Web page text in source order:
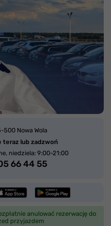
500 Nowa Wola
teraz lub zadzwoń
niedziela: 9:00-21:00
66 44 55
anulować rezerwację do
przyjazdem